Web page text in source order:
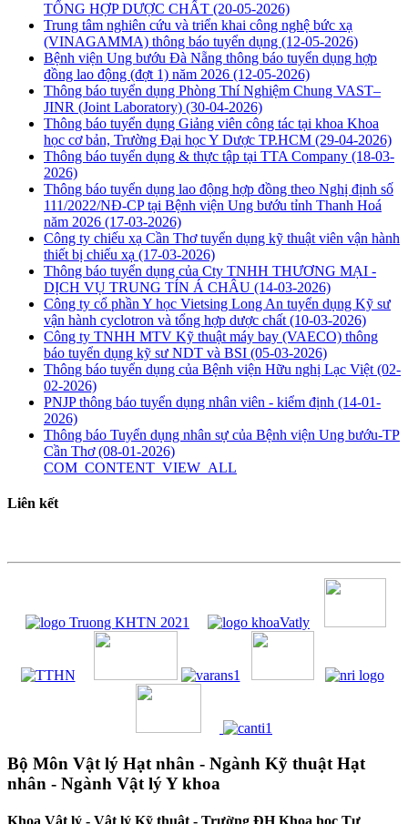
TỔNG HỢP DƯỢC CHẤT (20-05-2026)
Trung tâm nghiên cứu và triển khai công nghệ bức xạ
(VINAGAMMA) thông báo tuyển dụng (12-05-2026)
Bệnh viện Ung bướu Đà Nẵng thông báo tuyển dụng hợp
đồng lao động (đợt 1) năm 2026 (12-05-2026)
Thông báo tuyển dụng Phòng Thí Nghiệm Chung VAST–
JINR (Joint Laboratory) (30-04-2026)
Thông báo tuyển dụng Giảng viên công tác tại khoa Khoa
học cơ bản, Trường Đại học Y Dược TP.HCM (29-04-2026)
Thông báo tuyển dụng & thực tập tại TTA Company (18-03-
2026)
Thông báo tuyển dụng lao động hợp đồng theo Nghị định số
111/2022/NĐ-CP tại Bệnh viện Ung bướu tỉnh Thanh Hoá
năm 2026 (17-03-2026)
Công ty chiếu xạ Cần Thơ tuyển dụng kỹ thuật viên vận hành
thiết bị chiếu xạ (17-03-2026)
Thông báo tuyển dụng của Cty TNHH THƯƠNG MẠI -
DỊCH VỤ TRUNG TÍN Á CHÂU (14-03-2026)
Công ty cổ phần Y học Vietsing Long An tuyển dụng Kỹ sư
vận hành cyclotron và tổng hợp dược chất (10-03-2026)
Công ty TNHH MTV Kỹ thuật máy bay (VAECO) thông
báo tuyển dụng kỹ sư NDT và BSI (05-03-2026)
Thông báo tuyển dụng của Bệnh viện Hữu nghị Lạc Việt (02-
02-2026)
PNJP thông báo tuyển dụng nhân viên - kiểm định (14-01-
2026)
Thông báo Tuyển dụng nhân sự của Bệnh viện Ung bướu-TP
Cần Thơ(08-01-2026)
COM_CONTENT_VIEW_ALL
Liên kết
Bộ Môn Vật lý Hạt nhân - Ngành Kỹ thuật Hạt
nhân - Ngành Vật lý Y khoa